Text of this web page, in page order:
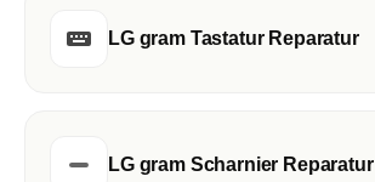
LG gram Tastatur Reparatur
LG gram Scharnier Reparatur